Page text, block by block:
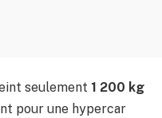
seulement 1 200 kg
pour une hypercar